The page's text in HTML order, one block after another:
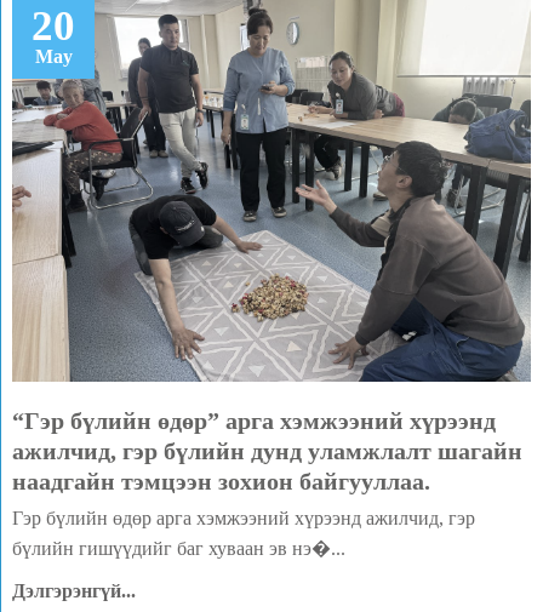
20
May
“Гэр бүлийн өдөр” арга хэмжээний хүрээнд
ажилчид, гэр бүлийн дунд уламжлалт шагайн
наадгайн тэмцээн зохион байгууллаа.
Гэр бүлийн өдөр арга хэмжээний хүрээнд ажилчид, гэр
бүлийн гишүүдийг баг хуваан эв нэ�...
Дэлгэрэнгүй...